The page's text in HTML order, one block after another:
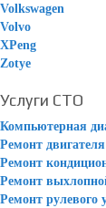
Volkswagen
Volvo
XPeng
Zotye
Услуги СТО
Компьютерная
Ремонт двигателя
Ремонт
Ремонт
Ремонт рулевого